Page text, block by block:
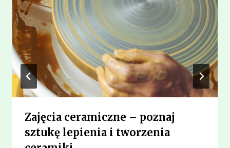
Zajęcia ceramiczne – poznaj
sztukę lepienia i tworzenia